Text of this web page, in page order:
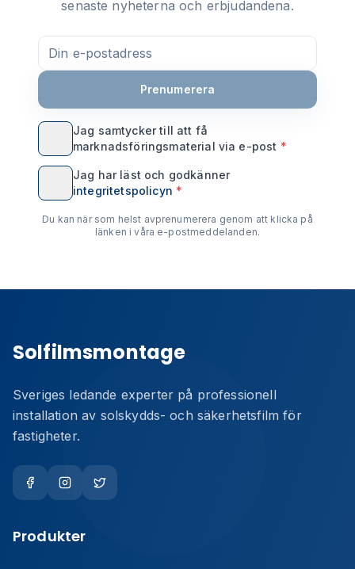
senaste nyheterna och erbjudandena.
Prenumerera
Jag samtycker till att få
marknadsföringsmaterial via e-post *
Jag har läst och godkänner
integritetspolicyn *
Du kan när som helst avprenumerera genom att klicka på
länken i våra e-postmeddelanden.
Solfilmsmontage
Sveriges ledande experter på professionell
installation av solskydds- och säkerhetsfilm för
fastigheter.
Produkter